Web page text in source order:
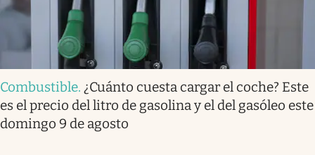
Combustible. ¿Cuánto cuesta cargar el coche? Este
es el precio del litro de gasolina y el del gasóleo este
domingo 9 de agosto